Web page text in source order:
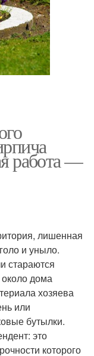
работа —
лишенная
и уныло.
стараются
около дома
хозяева
или
бутылки.
это
которого